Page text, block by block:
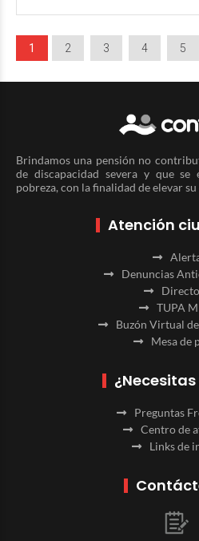
1 2 3 4 5
Brindamos una pensión no
de discapacidad severa y que se
pobreza, con la finalidad de elevar
Atención
Denuncias
TUPA
Buzón Virtual
Mesa de
Preguntas
Centro de
Links de